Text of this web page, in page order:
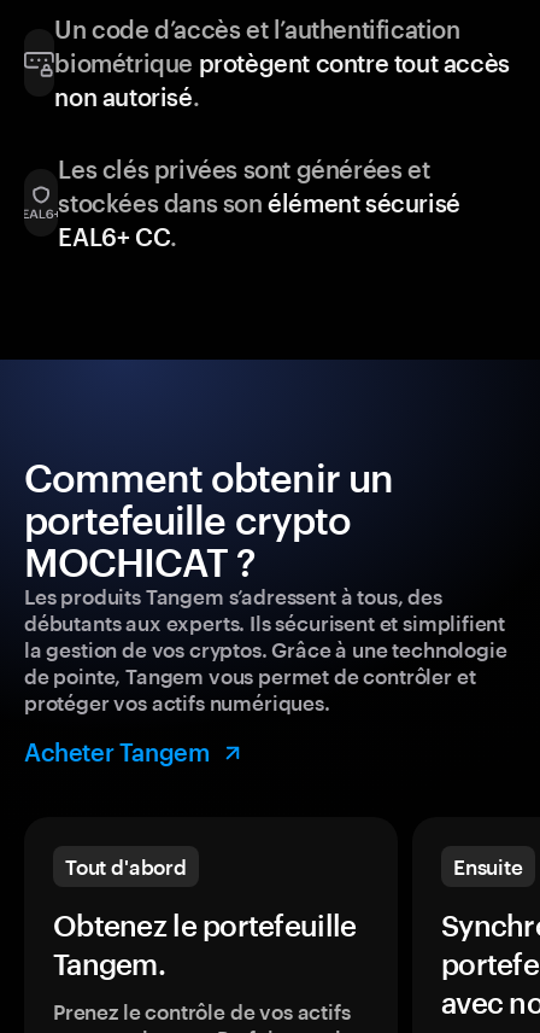
Un code d’accès et l’authentification
biométrique protègent contre tout accès
non autorisé.
Les clés privées sont générées et
stockées dans sonélément sécurisé
EAL6+ CC.
Comment obtenir un
portefeuille crypto
MOCHICAT ?
Les produits Tangem s’adressent à tous, des
débutants aux experts. Ils sécurisent et simplifient
la gestion de vos cryptos. Grâce à une technologie
de pointe, Tangem vous permet de contrôler et
protéger vos actifs numériques.
Acheter Tangem
Tout d'abord
Obtenez le portefeuille
Tangem.
Prenez le contrôle de vos actifs
Ensuite
avec